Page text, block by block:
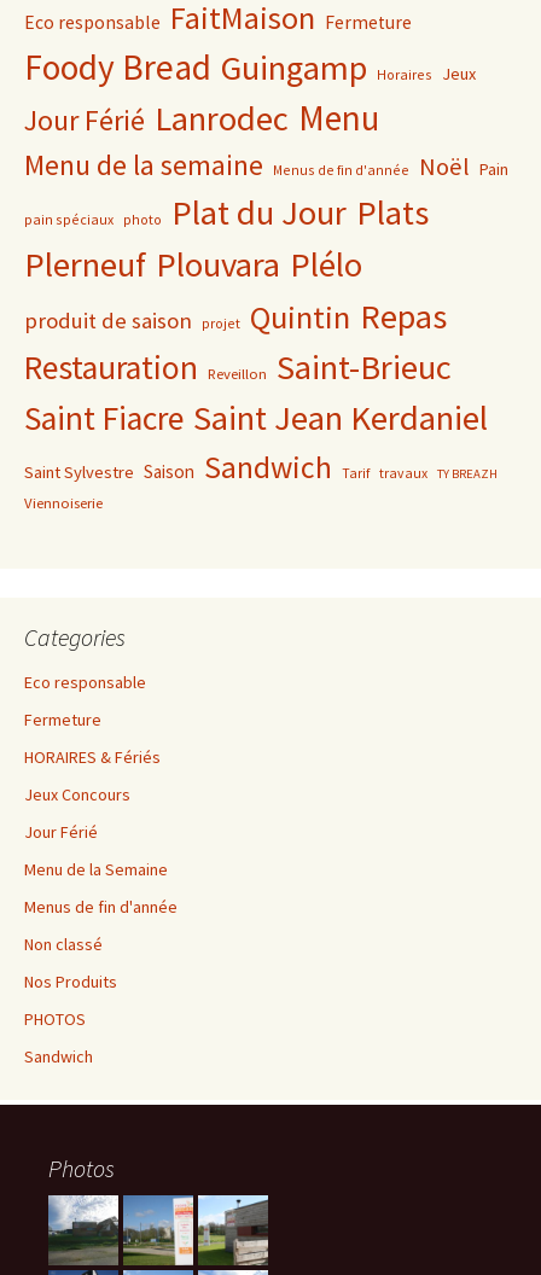
Eco responsable FaitMaison Fermeture
Foody Bread Guingamp Horaires Jeux
Jour Férié Lanrodec Menu
Menu de la semaine Menus de fin d'année Noël Pain
pain spéciaux photo Plat du Jour Plats
Plerneuf Plouvara Plélo
produit de saison projet Quintin Repas
Restauration Reveillon Saint-Brieuc
Saint Fiacre Saint Jean Kerdaniel
Saint Sylvestre Saison Sandwich Tarif travaux TY BREAZH
Viennoiserie
Categories
Eco responsable
Fermeture
HORAIRES & Fériés
Jeux Concours
Jour Férié
Menu de la Semaine
Menus de fin d'année
Non classé
Nos Produits
PHOTOS
Sandwich
Photos